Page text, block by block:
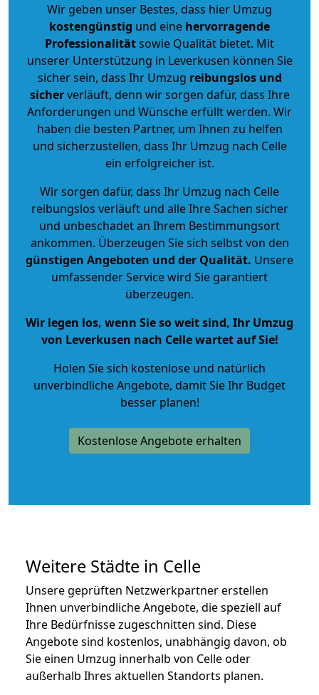
Wir geben unser Bestes, dass hier Umzug
kostengünstig und eine hervorragende
Professionalitätsowie Qualität bietet. Mit
unserer Unterstützung in Leverkusen können Sie
sicher sein, dass Ihr Umzug reibungslos und
sicherverläuft, denn wir sorgen dafür, dass Ihre
Anforderungen und Wünsche erfüllt werden. Wir
haben die besten Partner, um Ihnen zu helfen
und sicherzustellen, dass Ihr Umzug nach Celle
ein erfolgreicher ist.
Wir sorgen dafür, dass Ihr Umzug nach Celle
reibungslos verläuft und alle Ihre Sachen sicher
und unbeschadet an Ihrem Bestimmungsort
ankommen. Überzeugen Sie sich selbst von den
günstigen Angeboten und der Qualität. Unsere
umfassender Service wird Sie garantiert
überzeugen.
Wir legen los, wenn Sie so weit sind, Ihr Umzug
von Leverkusen nach Celle wartet auf Sie!
Holen Sie sich kostenlose und natürlich
unverbindliche Angebote, damit Sie Ihr Budget
besser planen!
Kostenlose Angebote erhalten
Weitere Städte in Celle
Unsere geprüften Netzwerkpartner erstellen
Ihnen unverbindliche Angebote, die speziell auf
Ihre Bedürfnisse zugeschnitten sind. Diese
Angebote sind kostenlos, unabhängig davon, ob
Sie einen Umzug innerhalb von Celle oder
außerhalb Ihres aktuellen Standorts planen.